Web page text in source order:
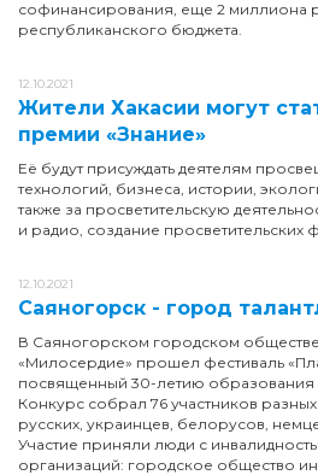
софинансирования, еще 2 миллиона
республиканского бюджета.
12.10.2021
Жители Хакасии могут
премии «Знание»
Её будут присуждать деятелям
технологий, бизнеса, истории,
также за просветительскую
и радио, создание
12.10.2021
Саяногорск - город
В Саяногорском городском
«Милосердие» прошел фестиваль
посвященный 30-летию образования
Конкурс собрал 76 участников
русских, украинцев, белорусов,
Участие приняли люди с
организаций: городское общество